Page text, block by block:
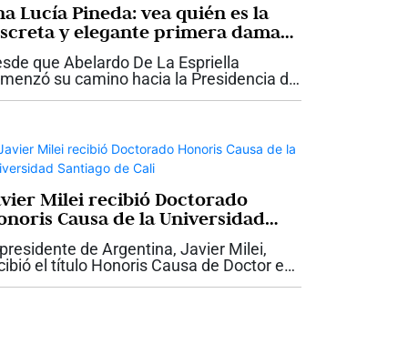
Lucía Pineda: vea quién es la
y elegante primera dama
acompaña a Abelardo De La
que Abelardo De La Espriella
su camino hacia la Presidencia de
Ana Lucía Pineda ha llamado la
Milei recibió Doctorado
Causa de la Universidad
de Calide Argentina, Javier Milei,
el título Honoris Causa de Doctor en
otorgado por la Universidad